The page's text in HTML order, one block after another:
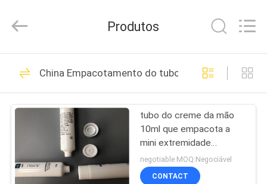
CASA
PRODUTOS
NÓS
TUBES(SHANG
HAI)CO.,LTD.
Reserved.
Tubo cosmético
vazio
64
Produtos
China Empacotamento do tubo do creme da mão
tubo do creme da mão
10ml que empacota a
mini extremidade
lustrosa branca de
Pritning do offset aberta
negotiable MOQ:Negociável
CONTACT